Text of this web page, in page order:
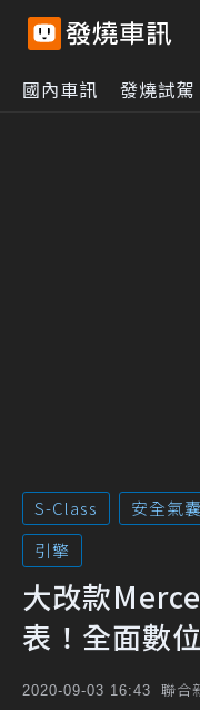
國內車訊 發燒試駕
S-Class 安全氣囊
引擎
大改款
表！全面數
2020-09-03 16:43 聯合